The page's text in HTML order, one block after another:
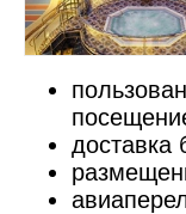
доставка